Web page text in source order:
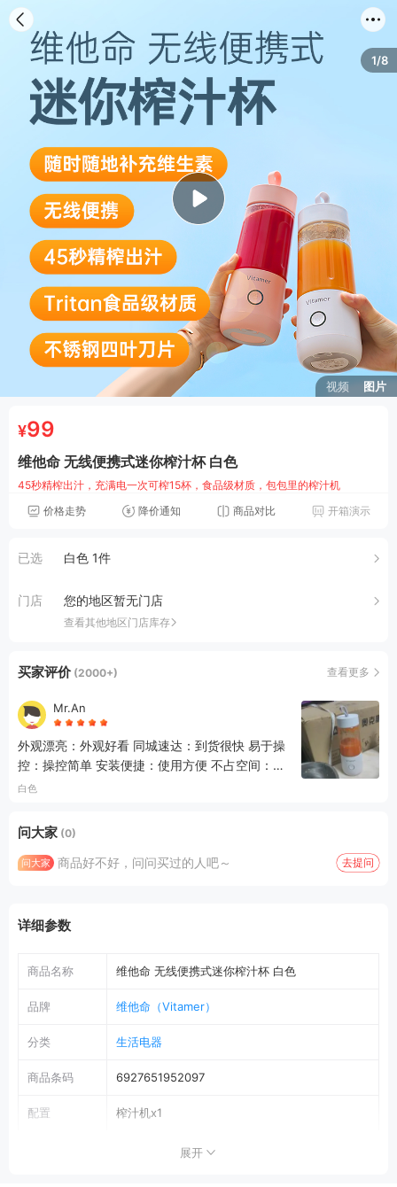
首页 分类 购物车
视频 图片
1/8
¥99
维他命 无线便携式迷你榨汁杯 白色
45秒精榨出汁，充满电一次可榨15杯，食品级材质，包包里的榨汁机
价格走势
降价通知 商品对比 开箱演示
已选 白色 1件
门店 您的地区暂无门店
查看其他地区门店库存
买家评价 (2000+) 查看更多
Mr.An
外观漂亮：外观好看 同城速达：到货很快 易于操
控：操控简单 安装便捷：使用方便 不占空间：小
巧便携
白色
问大家 (0)
问大家 商品好不好，问问买过的人吧～ 去提问
详细参数
商品名称 维他命 无线便携式迷你榨汁杯 白色
品牌 维他命（Vitamer）
分类 生活电器
商品条码 6927651952097
配置 榨汁机x1
主题参数
展开